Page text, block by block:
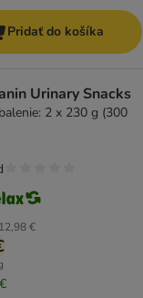
Pridať do košíka
Urinary Snacks
2 x 230 g (300
12,98 €